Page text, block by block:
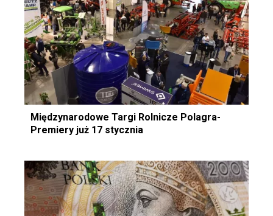
Międzynarodowe Targi Rolnicze Polagra-
Premiery już 17 stycznia